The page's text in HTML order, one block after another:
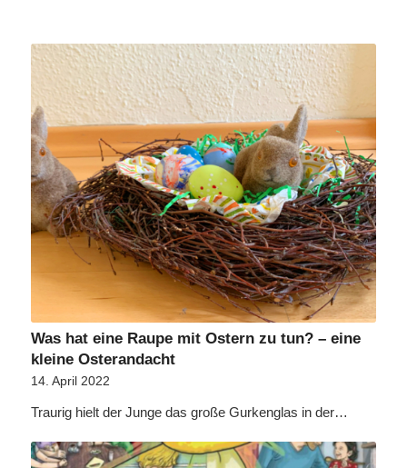
Was hat eine Raupe mit Ostern zu tun? – eine
kleine Osterandacht
14. April 2022
Traurig hielt der Junge das große Gurkenglas in der…